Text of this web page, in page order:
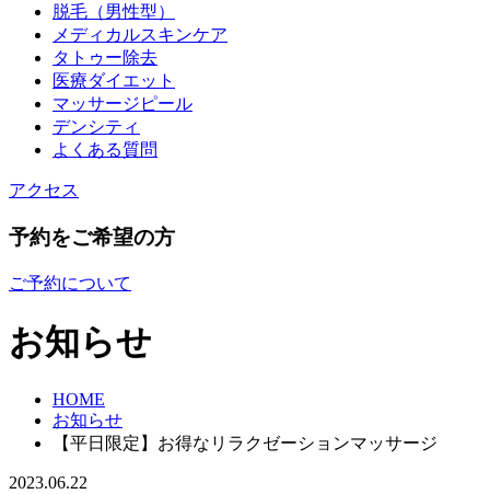
脱毛（男性型）
メディカルスキンケア
タトゥー除去
医療ダイエット
マッサージピール
デンシティ
よくある質問
アクセス
予約をご希望の方
ご予約について
お知らせ
HOME
お知らせ
【平日限定】お得なリラクゼーションマッサージ
2023.06.22